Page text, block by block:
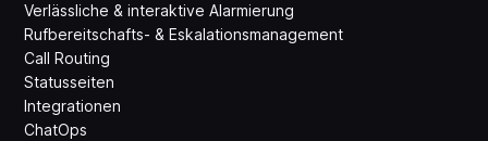
Verlässliche & interaktive Alarmierung
Rufbereitschafts- & Eskalations­management
Call Routing
Statusseiten
Integrationen
ChatOps